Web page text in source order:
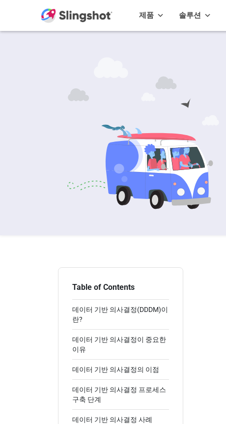
제품 솔루션
Table of Contents
데이터 기반 의사결정(DDDM)이
란?
데이터 기반 의사결정이 중요한
이유
데이터 기반 의사결정의 이점
데이터 기반 의사결정 프로세스
구축 단계
데이터 기반 의사결정 사례